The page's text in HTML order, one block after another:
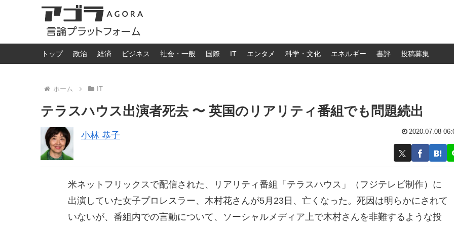
トップ 政治 経済 ビジネス 社会・一般 国際 IT エンタメ 科学・文化 エネルギー 書評 投稿募集
ホーム IT
テラスハウス出演者死去 〜 英国のリアリティ番組でも問題続出
小林 恭子 2020.07.08
米ネットフリックスで配信された、リアリティ番組「テラスハウス」（フジテレビ制作）に
出演していた女子プロレスラー、木村花さんが5月23日、亡くなった。死因は明らかにされて
いないが、番組内での言動について、ソーシャルメディア上で木村さんを非難するような投